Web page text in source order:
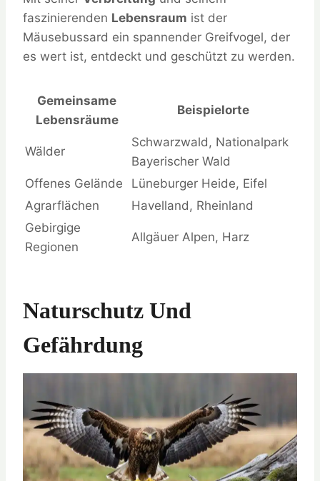
faszinierenden Lebensraum ist der
Mäusebussard ein spannender Greifvogel, der
es wert ist, entdeckt und geschützt zu werden.
Gemeinsame
Lebensräume
Beispielorte
Wälder
Schwarzwald, Nationalpark
Bayerischer Wald
Offenes Gelände
Lüneburger Heide, Eifel
Agrarflächen
Havelland, Rheinland
Gebirgige
Regionen
Allgäuer Alpen, Harz
Naturschutz Und
Gefährdung